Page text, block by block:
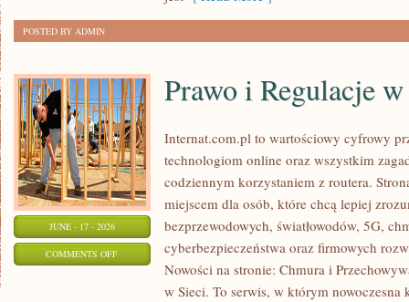
ODCHUDZANIU
POSTED BY ADMIN
JUNE - 17 - 2026
COMMENTS OFFON
Prawo i Regulacje
Internat.com.pl to wartościowy cyfrowy
technologiom online oraz wszystkim
codziennym korzystaniem z routera.
miejscem dla osób, które chcą lepiej
bezprzewodowych, światłowodów, 5G,
cyberbezpieczeństwa oraz firmowych
Nowości na stronie: Chmura i
w Sieci. To serwis, w którym nowoczesna